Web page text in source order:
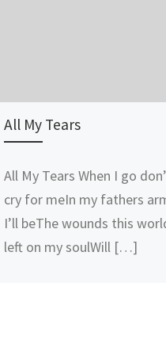
All My Tears
All My Tears When I go
cry for meIn my fathers
I’ll beThe wounds this
left on my soulWill […]